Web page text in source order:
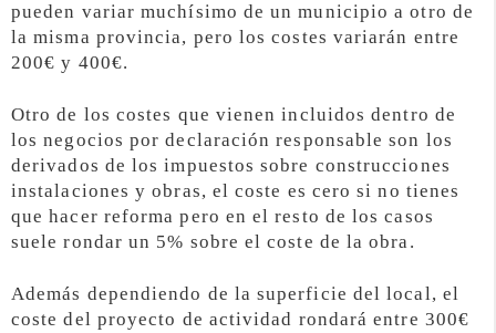
pueden variar muchísimo de un municipio a otro de
la misma provincia, pero los costes variarán entre
200€ y 400€.
Otro de los costes que vienen incluidos dentro de
los negocios por declaración responsable son los
derivados de los impuestos sobre construcciones
instalaciones y obras, el coste es cero si no tienes
que hacer reforma pero en el resto de los casos
suele rondar un 5% sobre el coste de la obra.
Además dependiendo de la superficie del local, el
coste del proyecto de actividad rondará entre 300€